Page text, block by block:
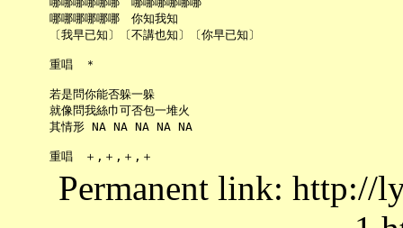
     哪哪哪哪哪哪　你知我知
     〔我早已知〕〔不講也知〕〔你早已知〕
     重唱　＊
     若是問你能否躲一躲
     就像問我絲巾可否包一堆火
     其情形 NA NA NA NA NA
Permanent link: http://